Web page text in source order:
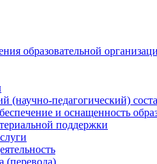
образовательной
(научно-педагогический)
и оснащенность
поддержки
(перевода)